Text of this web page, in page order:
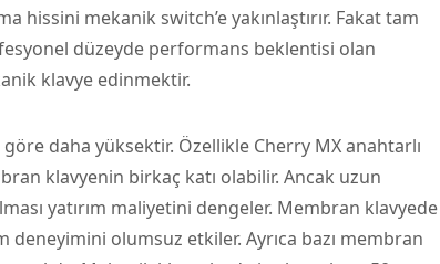
hissini mekanik switch’e yakınlaştırır. Fakat tam
düzeyde performans beklentisi olan
klavye edinmektir.
daha yüksektir. Özellikle Cherry MX anahtarlı
klavyenin birkaç katı olabilir. Ancak uzun
yatırım maliyetini dengeler. Membran klavyede
deneyimini olumsuz etkiler. Ayrıca bazı membran